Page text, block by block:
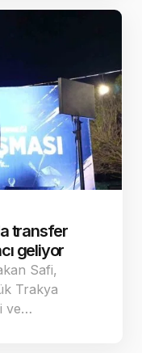
transfer
geliyor
Safi,
Trakya
ve…